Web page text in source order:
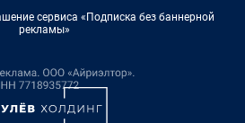
сервиса «Подписка без баннерной
рекламы»